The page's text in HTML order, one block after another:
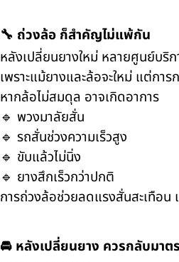
🔧 ถ่วงล้อ ก็สำคัญไม่แพ้กัน
หลังเปลี่ยนยางใหม่ หลายศูนย์บริ
เพราะแม้ยางและล้อจะใหม่ แต่กา
หากล้อไม่สมดุล อาจเกิดอาการ
🔹 พวงมาลัยสั่น
🔹 รถสั่นช่วงความเร็วสูง
🔹 ขับแล้วไม่นิ่ง
🔹 ยางสึกเร็วกว่าปกติ
การถ่วงล้อช่วยลดแรงสั่นสะเทือน
🚘 หลังเปลี่ยนยาง ควรกลับมาต